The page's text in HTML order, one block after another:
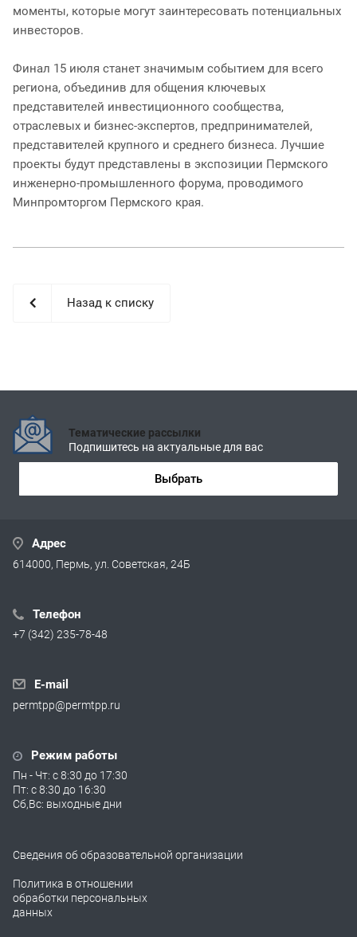
моменты, которые могут заинтересовать потенциальных
инвесторов.
Финал 15 июля станет значимым событием для всего
региона, объединив для общения ключевых
представителей инвестиционного сообщества,
отраслевых и бизнес-экспертов, предпринимателей,
представителей крупного и среднего бизнеса. Лучшие
проекты будут представлены в экспозиции Пермского
инженерно-промышленного форума, проводимого
Минпромторгом Пермского края.
Назад к списку
Тематические рассылки
Подпишитесь на актуальные для вас
Выбрать
Адрес
614000, Пермь, ул. Советская, 24Б
Телефон
+7 (342) 235-78-48
E-mail
permtpp@permtpp.ru
Режим работы
Пн - Чт: с 8:30 до 17:30
Пт: с 8:30 до 16:30
Сб,Вс: выходные дни
Сведения об образовательной организации
Политика в отношении
обработки персональных
данных